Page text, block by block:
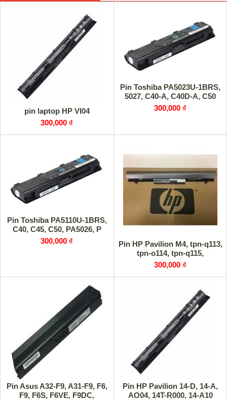
pin laptop HP VI04
300,000 ₫
Pin Toshiba PA5023U-1BRS,
5027, C40-A, C40D-A, C50
300,000 ₫
Pin Toshiba PA5110U-1BRS,
C40, C45, C50, PA5026, P
300,000 ₫
Pin HP Pavilion M4, tpn-q113,
tpn-o114, tpn-q115,
300,000 ₫
Pin Asus A32-F9, A31-F9, F6,
F9, F6S, F6VE, F9DC,
Pin HP Pavilion 14-D, 14-A,
AO04, 14T-R000, 14-A10